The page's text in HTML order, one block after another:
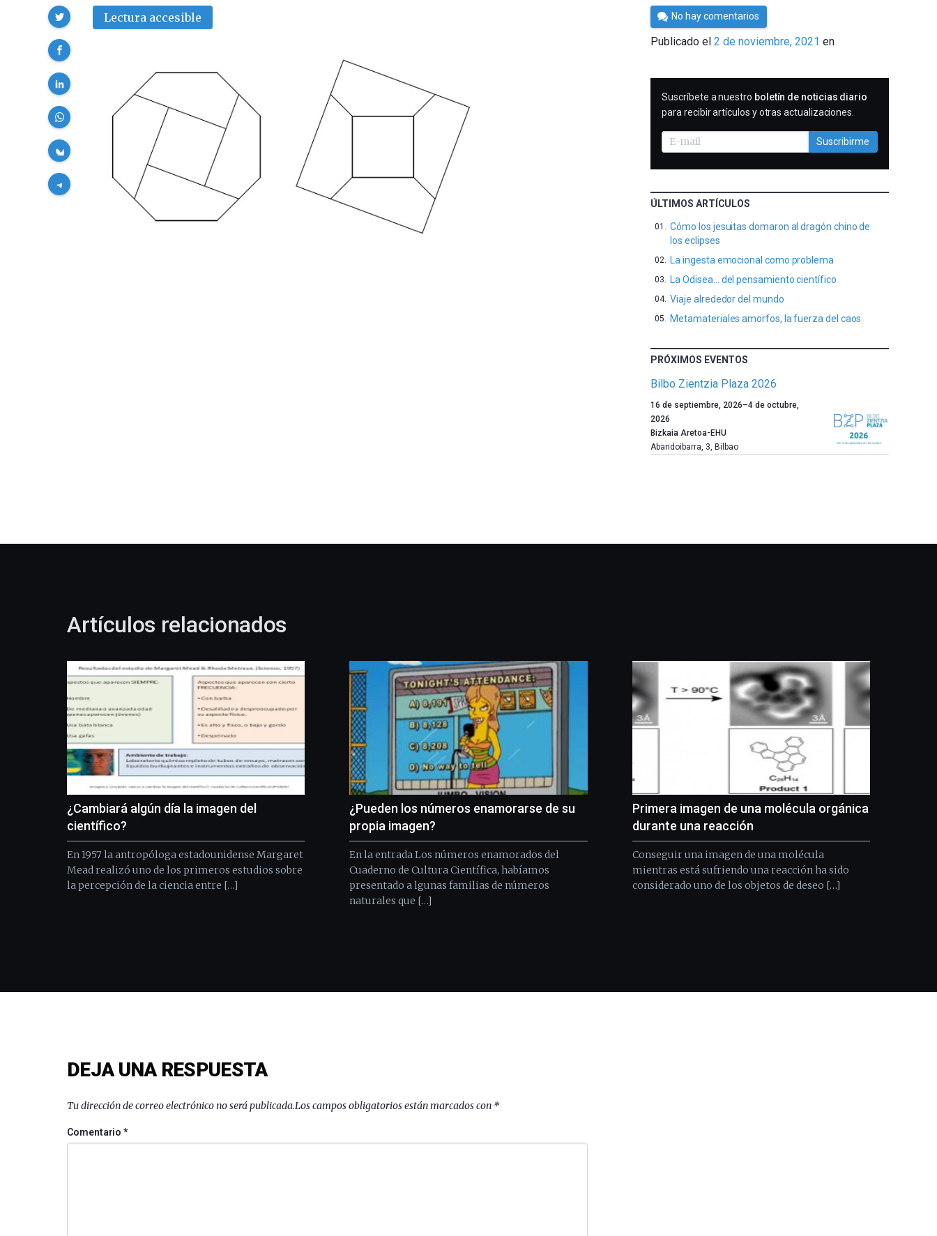
Lectura accesible
Compartir
Por
César
Tomé
No hay comentarios
Publicado el2 de noviembre, 2021 en
SUSCRIBIRME
Suscríbete a nuestro boletín de noticias diario
para recibir artículos y otras actualizaciones.
Suscribirme
ÚLTIMOS ARTÍCULOS
Cómo los jesuitas domaron al dragón chino de
los eclipses
La ingesta emocional como problema
La Odisea… del pensamiento científico
Viaje alrededor del mundo
Metamateriales amorfos, la fuerza del caos
PRÓXIMOS EVENTOS
Bilbo Zientzia Plaza 2026
Un
año
más,
Bilbao
la
festival
que
monólogos,
exposiciones,
conferencias,
y
espectáculos
de
16 de septiembre, 2026–4 de octubre,
2026
Bizkaia Aretoa-EHU
Abandoibarra, 3, Bilbao
Artículos relacionados
¿Cambiará algún día la imagen del
científico?
En 1957 la antropóloga estadounidense Margaret
Mead realizó uno de los primeros estudios sobre
la percepción de la ciencia entre […]
¿Pueden los números enamorarse de su
propia imagen?
En la entrada Los números enamorados del
Cuaderno de Cultura Científica, habíamos
presentado a lgunas familias de números
naturales que […]
Primera imagen de una molécula orgánica
durante una reacción
Conseguir una imagen de una molécula
mientras está sufriendo una reacción ha sido
considerado uno de los objetos de deseo […]
DEJA UNA RESPUESTA
Tu dirección de correo electrónico no será publicada.Los campos obligatorios están marcados con *
Comentario*